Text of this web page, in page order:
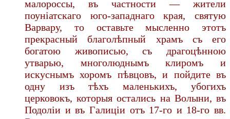
малороссы, въ частности — жители
поуніатскаго юго-западнаго края, святую
Варвару, то оставьте мысленно этотъ
прекрасный благолѣпный храмъ съ его
богатою живописью, съ драгоцѣнною
утварью, многолюднымъ клиромъ и
искуснымъ хоромъ пѣвцовъ, и пойдите въ
одну изъ тѣхъ маленькихъ, убогихъ
церковокъ, которыя остались на Волыни, въ
Подоліи и въ Галиціи отъ 17-го и 18-го вв.